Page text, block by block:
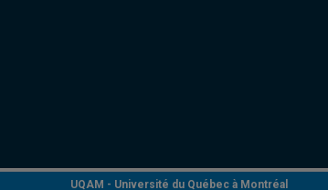
UQAM - Université du Québec à Montréal